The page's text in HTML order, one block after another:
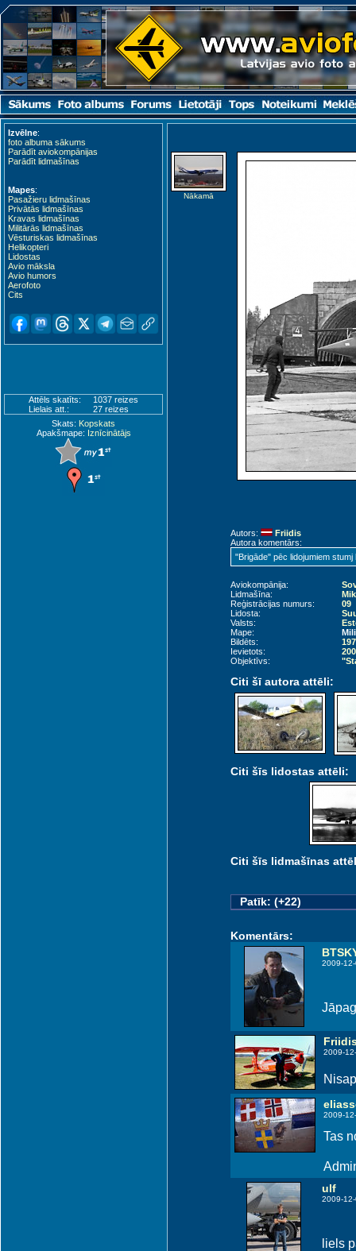
Izvēlne:
foto albuma sākums
Parādīt aviokompānijas
Parādīt lidmašīnas
Mapes:
Pasažieru lidmašīnas
Privātās lidmašīnas
Kravas lidmašīnas
Militārās lidmašīnas
Vēsturiskas lidmašīnas
Helikopteri
Lidostas
Avio māksla
Avio humors
Aerofoto
Cits
Attēls skatīts:
1037 reizes
Lielais att.:
27 reizes
Skats: Kopskats
Apakšmape: Iznīcinātājs
Nākamā
Autors:
Friidis
Autora komentārs:
"Brigāde" pēc lidojumiem
Aviokompānija:
Lidmašīna:
Reģistrācijas numurs:
09
Lidosta:
Valsts:
Mape:
Bildēts:
Ievietots:
Objektīvs:
Citi šī autora attēli:
Citi šīs lidostas attēli:
Citi šīs lidmašīnas
Patīk: (+22)
Komentārs:
2009-
2009-
2009-
Tas
ulf
2009-
liels